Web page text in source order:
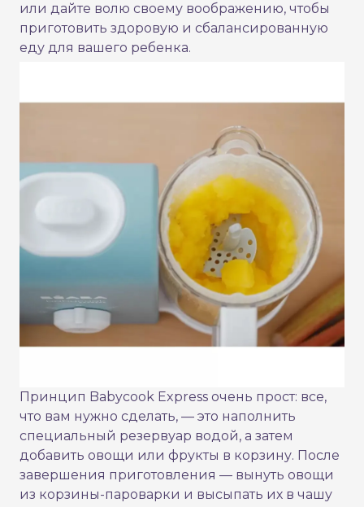
или дайте волю своему воображению, чтобы
приготовить здоровую и сбалансированную
еду для вашего ребенка.
Принцип Babycook Express очень прост: все,
что вам нужно сделать, — это наполнить
специальный резервуар водой, а затем
добавить овощи или фрукты в корзину. После
завершения приготовления — вынуть овощи
из корзины-пароварки и высыпать их в чашу